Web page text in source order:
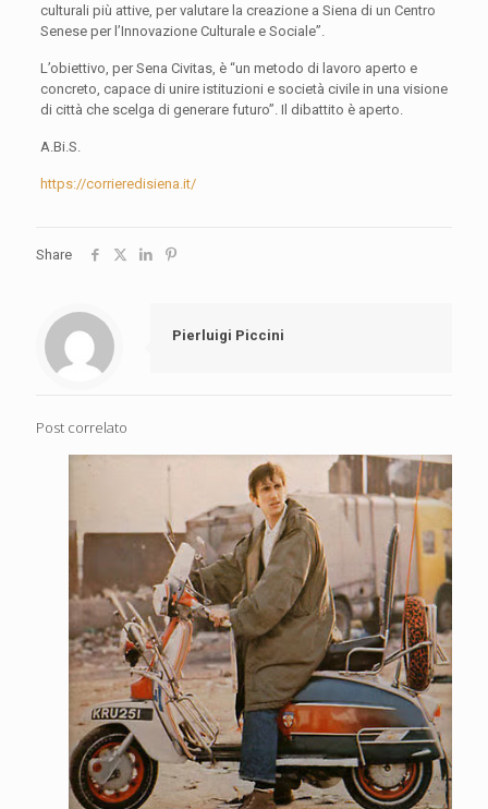
culturali più attive, per valutare la creazione a Siena di un Centro
Senese per l’Innovazione Culturale e Sociale”.
L’obiettivo, per Sena Civitas, è “un metodo di lavoro aperto e
concreto, capace di unire istituzioni e società civile in una visione
di città che scelga di generare futuro”. Il dibattito è aperto.
A.Bi.S.
https://corrieredisiena.it/
Share
Pierluigi Piccini
Post correlato